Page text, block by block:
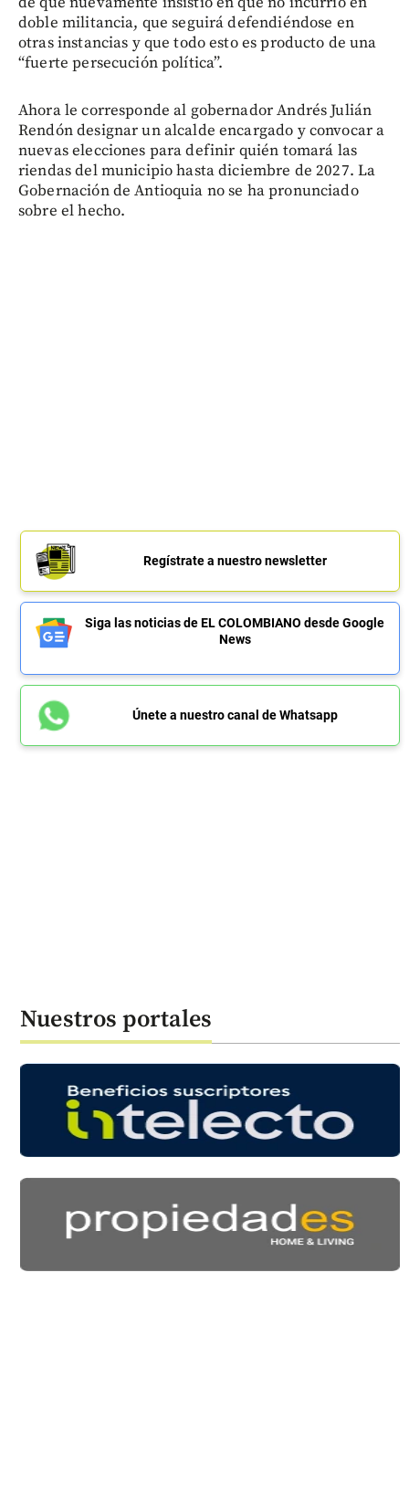
doble militancia, que seguirá defendiéndose en
otras instancias y que todo esto es producto de una
“fuerte persecución política”.
Ahora le corresponde al gobernador Andrés Julián
Rendón designar un alcalde encargado y convocar a
nuevas elecciones para definir quién tomará las
riendas del municipio hasta diciembre de 2027. La
Gobernación de Antioquia no se ha pronunciado
sobre el hecho.
Regístrate a nuestro newsletter
Siga las noticias de EL COLOMBIANO desde Google
News
Únete a nuestro canal de Whatsapp
Nuestros portales